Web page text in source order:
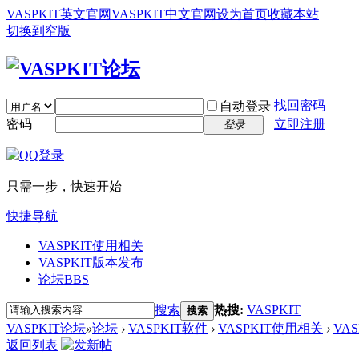
VASPKIT英文官网VASPKIT中文官网设为首页收藏本站
切换到窄版
自动登录 找回密码
密码
登录 立即注册
只需一步，快速开始
快捷导航
VASPKIT使用相关
VASPKIT版本发布
论坛BBS
搜索 搜索 热搜: VASPKIT
VASPKIT论坛»论坛 › VASPKIT软件 › VASPKIT使用相关 ›
返回列表